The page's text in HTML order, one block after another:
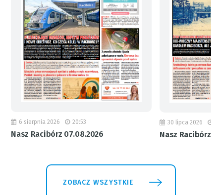
6 sierpnia 2026 20:53
Nasz Racibórz 07.08.2026
30 lipca 2026
Nasz Racibórz
ZOBACZ WSZYSTKIE